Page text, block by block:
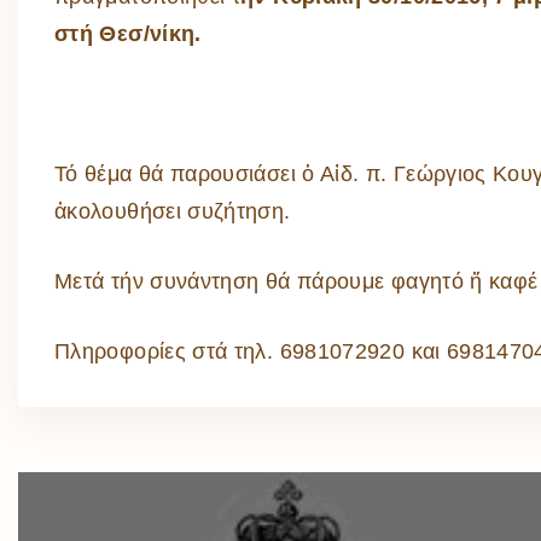
στή Θεσ/νίκη.
Τό θέμα θά παρουσιάσει ὁ Αἰδ. π. Γεώργιος
ἀκολουθήσει συζήτηση.
Μετά τήν συνάντηση θά πάρουμε φαγητό ἤ καφέ
Πληροφορίες στά τηλ. 6981072920 και